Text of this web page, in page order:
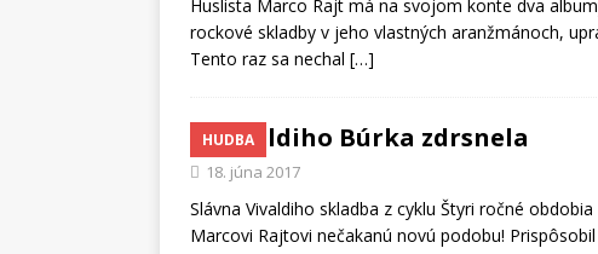
Huslista Marco Rajt má na svojom konte dva
rockové skladby v jeho vlastných aranžmánoch,
Tento raz sa nechal […]
HUDBA
Vivaldiho Búrka zdrsnela
18. júna 2017
Slávna Vivaldiho skladba z cyklu Štyri ročné
Marcovi Rajtovi nečakanú novú podobu!